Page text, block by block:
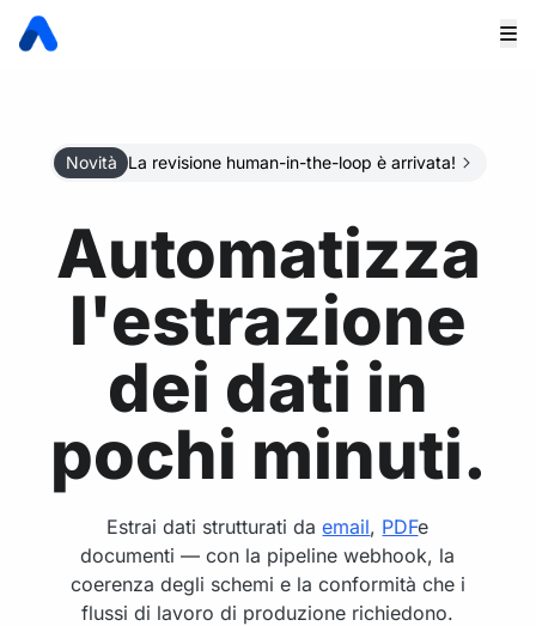
Novità La revisione human-in-the-loop è arrivata!
Automatizza
l'estrazione
dei dati in
pochi minuti.
Estrai dati strutturati daemail, PDFe
documenti — con la pipeline webhook, la
coerenza degli schemi e la conformità che i
flussi di lavoro di produzione richiedono.